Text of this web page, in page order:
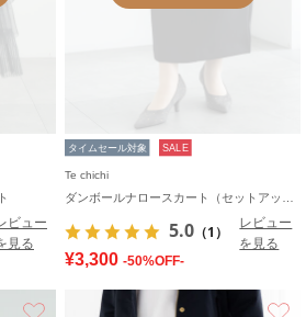
ビュー
見る
タイムセール対象 SALE
Te chichi
5.0 （1）
レビュー
を見る
¥3,300 -50%OFF-
お気に入り